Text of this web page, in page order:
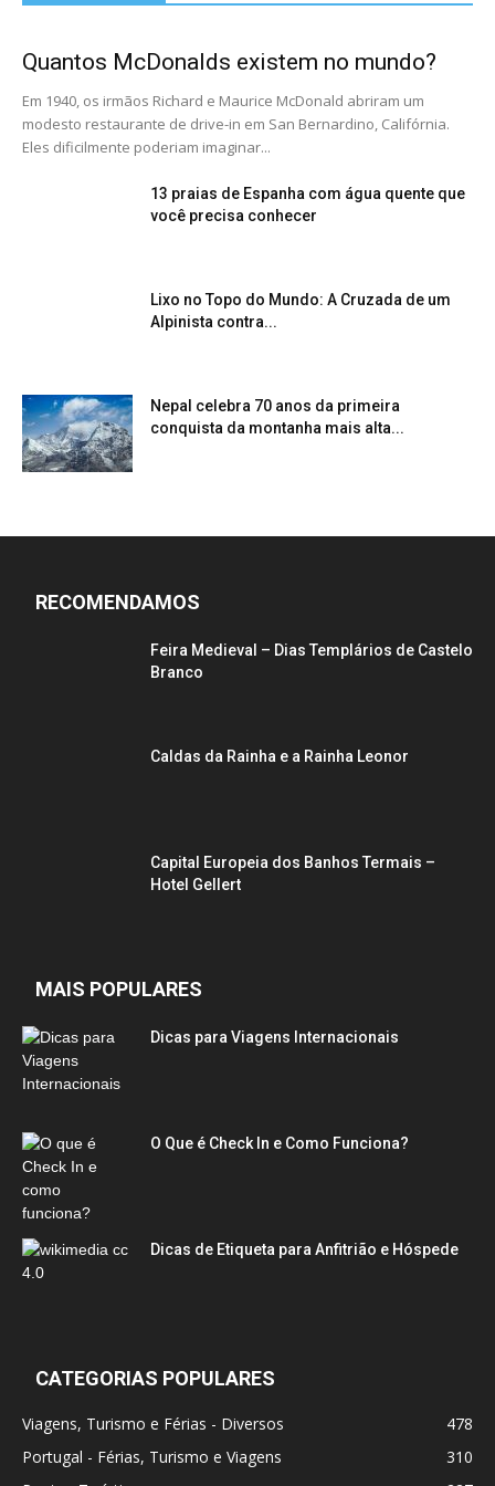
Quantos McDonalds existem no mundo?
Em 1940, os irmãos Richard e Maurice McDonald abriram um
modesto restaurante de drive-in em San Bernardino, Califórnia.
Eles dificilmente poderiam imaginar...
13 praias de Espanha com água quente que
você precisa conhecer
Lixo no Topo do Mundo: A Cruzada de um
Alpinista contra...
Nepal celebra 70 anos da primeira
conquista da montanha mais alta...
RECOMENDAMOS
Feira Medieval – Dias Templários de Castelo
Branco
Caldas da Rainha e a Rainha Leonor
Capital Europeia dos Banhos Termais –
Hotel Gellert
MAIS POPULARES
Dicas para Viagens Internacionais
O Que é Check In e Como Funciona?
Dicas de Etiqueta para Anfitrião e Hóspede
CATEGORIAS POPULARES
Viagens, Turismo e Férias - Diversos
478
Portugal - Férias, Turismo e Viagens
310